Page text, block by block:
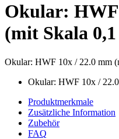
Okular: HWF
(mit Skala
Okular: HWF 10x / 22.0 mm
Okular: HWF 10x /
Produktmerkmale
Zusätzliche Information
Zubehör
FAQ